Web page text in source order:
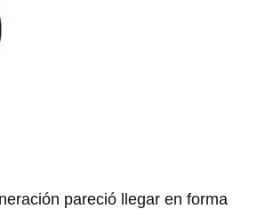
pareció llegar en forma